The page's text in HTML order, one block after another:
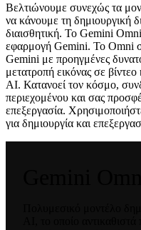
Βελτιώνουμε συνεχώς τα
να κάνουμε τη δημιουργική
διαισθητική. Το Gemini
εφαρμογή Gemini. Το Omni
Gemini με προηγμένες
μετατροπή εικόνας σε
AI. Κατανοεί τον κόσμο,
περιεχομένου και σας
επεξεργασία.
για δημιουργία και